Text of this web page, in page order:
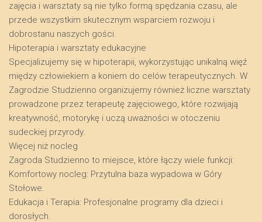
zajęcia i warsztaty są nie tylko formą spędzania czasu, ale
przede wszystkim skutecznym wsparciem rozwoju i
dobrostanu naszych gości.
​Hipoterapia i warsztaty edukacyjne
​Specjalizujemy się w hipoterapii, wykorzystując unikalną więź
między człowiekiem a koniem do celów terapeutycznych. W
Zagrodzie Studzienno organizujemy również liczne warsztaty
prowadzone przez terapeutę zajęciowego, które rozwijają
kreatywność, motorykę i uczą uważności w otoczeniu
sudeckiej przyrody.
​Więcej niż nocleg
​Zagroda Studzienno to miejsce, które łączy wiele funkcji:
​Komfortowy nocleg: Przytulna baza wypadowa w Góry
Stołowe.
​Edukacja i Terapia: Profesjonalne programy dla dzieci i
dorosłych.